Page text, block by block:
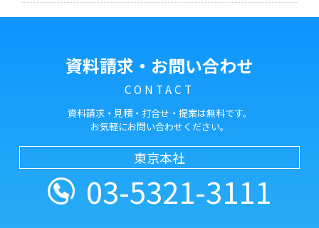
資料請求・お問い合わせ
CONTACT
資料請求・見積・打合せ・提案は無料です。
お気軽にお問い合わせください。
03-5321-3111
東京本社